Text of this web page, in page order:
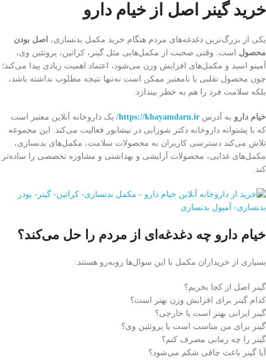
خرید گینر اصل از خیام دارو
یکی از بزرگ‌ترین دغدغه‌های مردم هنگام خرید مکمل بدنسازی، اصل بودن
محصول است. وقتی صحبت از مکمل‌هایی مثل گینر، کراتین، پروتئین وی،
آمینو اسید و مکمل‌های افزایش وزن می‌شود، اعتماد اهمیت زیادی پیدا می‌کند؛
چون محصول تقلبی یا نامعتبر ممکن است نه‌تنها نتیجه مطلوب نداشته باشد،
بلکه سلامت فرد را هم به خطر بیندازد.
خیام دارو به آدرس https://khayamdaru.ir/ یک داروخانه آنلاین معتبر است
که با پشتوانه داروخانه دکتر شورابی در نیشابور فعالیت می‌کند. این مجموعه
تلاش می‌کند دسترسی کاربران به محصولات سلامت، مکمل‌های بدنسازی،
مکمل‌های غذایی، محصولات آرایشی و بهداشتی و مشاوره تخصصی را ساده‌تر
کند.
خیام دارو چه دغدغه‌ای از مردم را حل می‌کند؟
بسیاری از خریداران مکمل با این سوال‌ها روبه‌رو هستند:
گینر اصل از کجا بخریم؟
کدام گینر برای افزایش وزن بهتر است؟
گینر ایرانی بهتر است یا خارجی؟
گینر برای من مناسب است یا پروتئین وی؟
گینر را چه زمانی مصرف کنم؟
آیا گینر باعث چاقی شکم می‌شود؟